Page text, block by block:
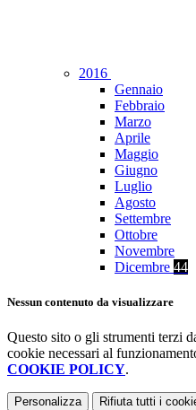
2016
Gennaio
Febbraio
Marzo
Aprile
Maggio
Giugno
Luglio
Agosto
Settembre
Ottobre
Novembre
Dicembre 44
Nessun contenuto da visualizzare
Questo sito o gli strumenti terzi
cookie necessari al
COOKIE POLICY.
Personalizza Rifiuta tutti i